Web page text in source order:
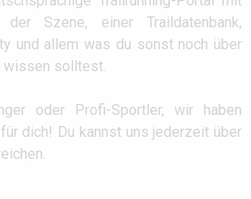
Szene, einer Traildatenbank,
und allem was du sonst noch über
wissen solltest.
oder Profi-Sportler, wir haben
dich! Du kannst uns jederzeit über